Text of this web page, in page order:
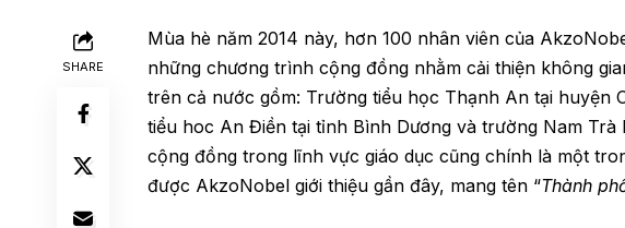
SHARE
Mùa hè năm 2014 này, hơn 100 nhân viên của
những chương trình cộng đồng nhằm cải thiện không
trên cả nước gồm: Trường tiểu học Thạnh An tại huyện
tiểu hoc An Điền tại tỉnh Bình Dương và trường Nam Trà
cộng đồng trong lĩnh vực giáo dục cũng chính là một
được AkzoNobel giới thiệu gần đây, mang tên “Thành